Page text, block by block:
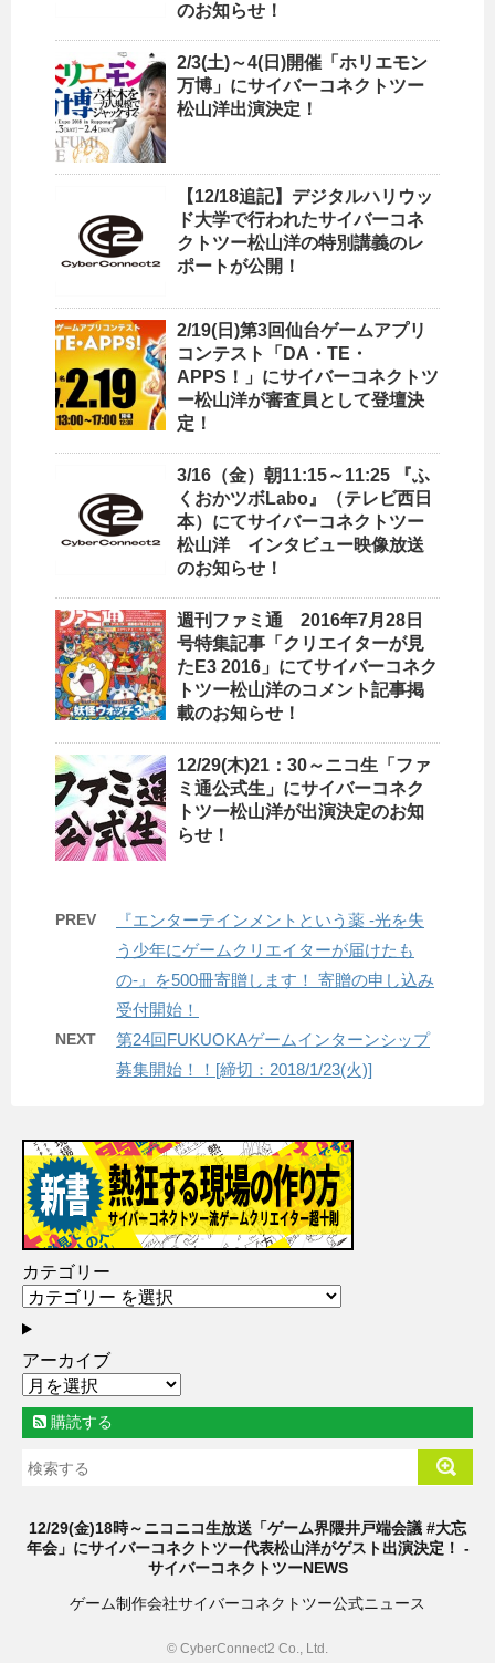
のお知らせ！
2/3(土)～4(日)開催「ホリエモン
万博」にサイバーコネクトツー
松山洋出演決定！
【12/18追記】デジタルハリウッ
ド大学で行われたサイバーコネ
クトツー松山洋の特別講義のレ
ポートが公開！
2/19(日)第3回仙台ゲームアプリ
コンテスト「DA・TE・
APPS！」にサイバーコネクトツ
ー松山洋が審査員として登壇決
定！
3/16（金）朝11:15～11:25 『ふ
くおかツボLabo』（テレビ西日
本）にてサイバーコネクトツー
松山洋 インタビュー映像放送
のお知らせ！
週刊ファミ通 2016年7月28日
号特集記事「クリエイターが見
たE3 2016」にてサイバーコネク
トツー松山洋のコメント記事掲
載のお知らせ！
12/29(木)21：30～ニコ生「ファ
ミ通公式生」にサイバーコネク
トツー松山洋が出演決定のお知
らせ！
PREV
『エンターテインメントという薬 -光を失
う少年にゲームクリエイターが届けたも
の-』を500冊寄贈します！ 寄贈の申し込み
受付開始！
NEXT
第24回FUKUOKAゲームインターンシップ
募集開始！！[締切：2018/1/23(火)]
カテゴリー
アーカイブ
購読する
12/29(金)18時～ニコニコ生放送「ゲーム界隈井戸端会議 #大忘
年会」にサイバーコネクトツー代表松山洋がゲスト出演決定！ -
サイバーコネクトツーNEWS
ゲーム制作会社サイバーコネクトツー公式ニュース
© CyberConnect2 Co., Ltd.